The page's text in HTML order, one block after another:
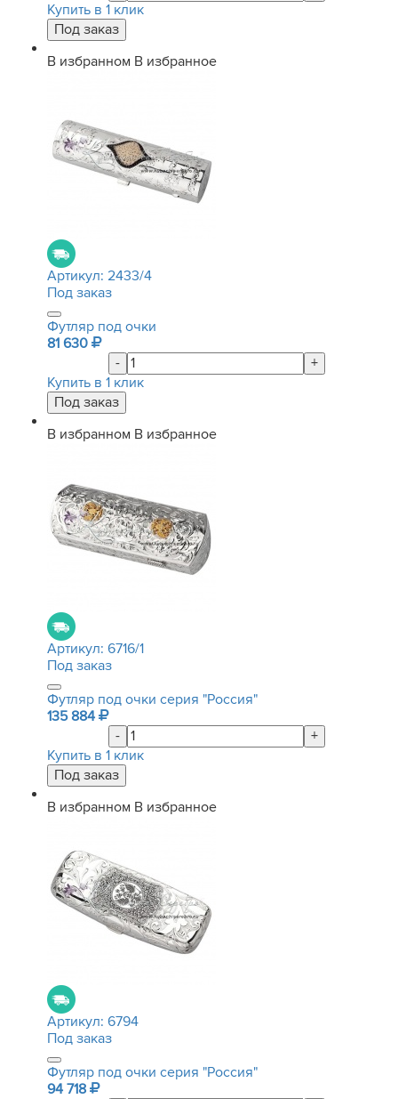
Купить в 1 клик
В избранном В избранное
Артикул: 2433/4
Под заказ
Футляр под очки
81 630
-
+
Купить в 1 клик
В избранном В избранное
Артикул: 6716/1
Под заказ
Футляр под очки серия "Россия"
135 884
-
+
Купить в 1 клик
В избранном В избранное
Артикул: 6794
Под заказ
Футляр под очки серия "Россия"
94 718